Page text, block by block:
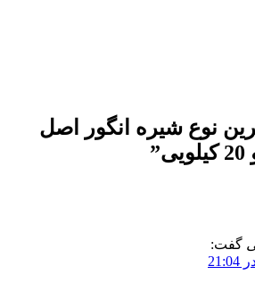
نوع شیره انگور اصل
”
گفت: